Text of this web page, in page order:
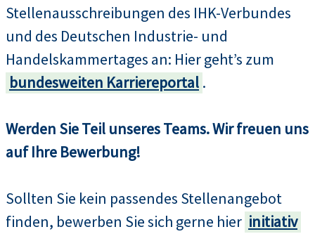
Stellenausschreibungen des IHK-Verbundes
und des Deutschen Industrie- und
Handelskammertages an: Hier geht’s zum
bundesweiten Karriereportal .
Werden Sie Teil unseres Teams. Wir freuen uns
auf Ihre Bewerbung!
Sollten Sie kein passendes Stellenangebot
finden, bewerben Sie sich gerne hier initiativ